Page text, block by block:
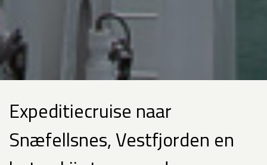
Expeditiecruise naar
Snæfellsnes, Vestfjorden en